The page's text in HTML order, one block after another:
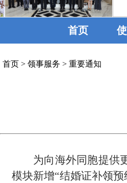
首页
首页 > 领事服务 > 重要通知
为向海外同胞提供
模块新增“结婚证补领